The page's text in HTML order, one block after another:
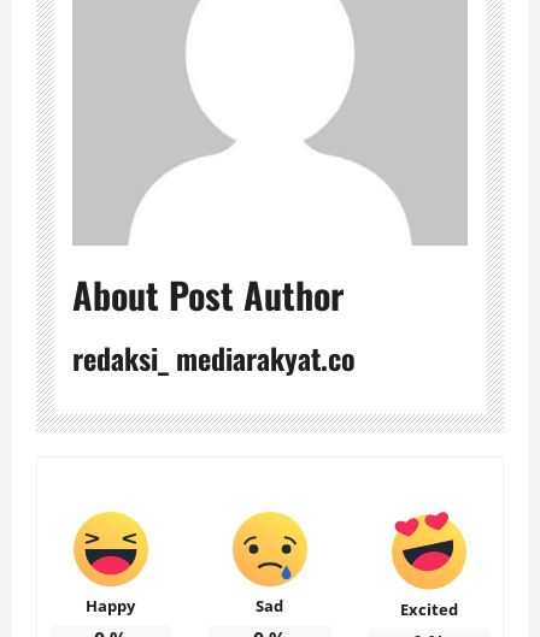
About Post Author
redaksi_ mediarakyat.co
Happy Sad Excited